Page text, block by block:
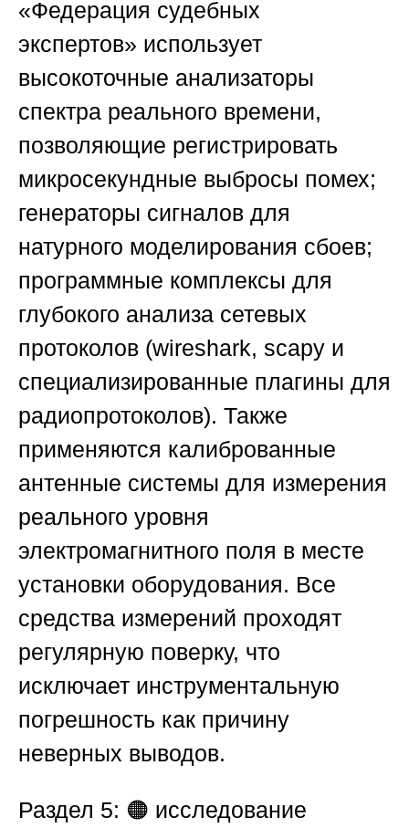
«Федерация судебных
экспертов» использует
высокоточные анализаторы
спектра реального времени,
позволяющие регистрировать
микросекундные выбросы помех;
генераторы сигналов для
натурного моделирования сбоев;
программные комплексы для
глубокого анализа сетевых
протоколов (wireshark, scapy и
специализированные плагины для
радиопротоколов). Также
применяются калиброванные
антенные системы для измерения
реального уровня
электромагнитного поля в месте
установки оборудования. Все
средства измерений проходят
регулярную поверку, что
исключает инструментальную
погрешность как причину
неверных выводов.
Раздел 5: 🟠 исследование